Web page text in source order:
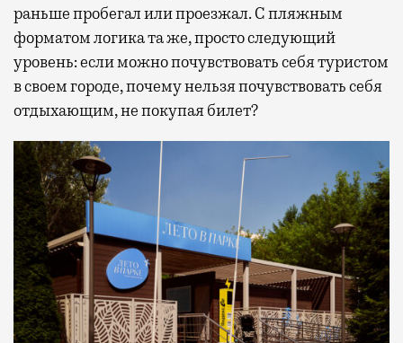
раньше пробегал или проезжал. С пляжным
форматом логика та же, просто следующий
уровень: если можно почувствовать себя туристом
в своем городе, почему нельзя почувствовать себя
отдыхающим, не покупая билет?